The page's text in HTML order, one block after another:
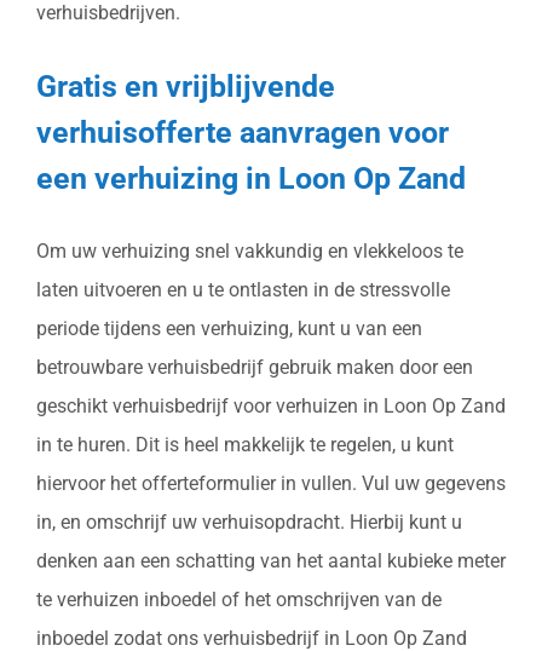
verhuisbedrijven.
Gratis en vrijblijvende
verhuisofferte aanvragen voor
een verhuizing in Loon Op Zand
Om uw verhuizing snel vakkundig en vlekkeloos te
laten uitvoeren en u te ontlasten in de stressvolle
periode tijdens een verhuizing, kunt u van een
betrouwbare verhuisbedrijf gebruik maken door een
geschikt verhuisbedrijf voor verhuizen in Loon Op Zand
in te huren. Dit is heel makkelijk te regelen, u kunt
hiervoor het offerteformulier in vullen. Vul uw gegevens
in, en omschrijf uw verhuisopdracht. Hierbij kunt u
denken aan een schatting van het aantal kubieke meter
te verhuizen inboedel of het omschrijven van de
inboedel zodat ons verhuisbedrijf in Loon Op Zand